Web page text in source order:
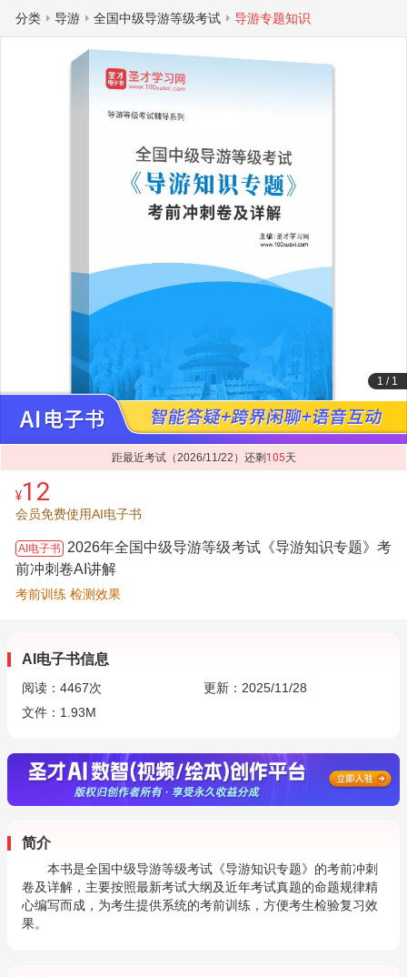
分类 导游 全国中级导游等级考试 导游专题知识
1 / 1
距最近考试（2026/11/22）还剩 105天
¥12
会员免费使用AI电子书
AI电子书 2026年全国中级导游等级考试《导游知识专题》考
前冲刺卷AI讲解
考前训练 检测效果
AI电子书信息
阅读： 4467次
更新：2025/11/28
文件：1.93M
简介
本书是全国中级导游等级考试《导游知识专题》的考前冲刺
卷及详解，主要按照最新考试大纲及近年考试真题的命题规律精
心编写而成，为考生提供系统的考前训练，方便考生检验复习效
果。